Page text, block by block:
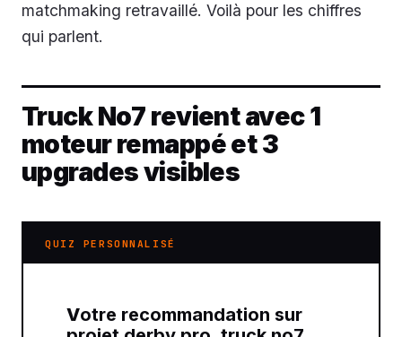
matchmaking retravaillé. Voilà pour les chiffres
qui parlent.
Truck No7 revient avec 1
moteur remappé et 3
upgrades visibles
QUIZ PERSONNALISÉ
Votre recommandation sur